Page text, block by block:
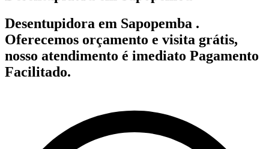
Desentupidora em Sapopemba .
Oferecemos orçamento e visita grátis,
nosso atendimento é imediato Pagamento
Facilitado.